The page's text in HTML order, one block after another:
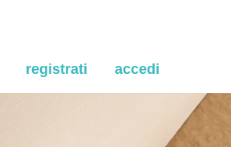
registrati accedi